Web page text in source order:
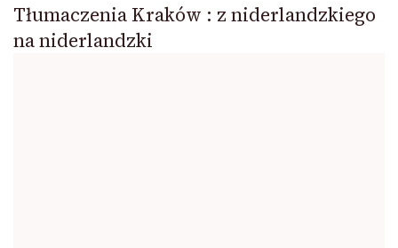
Tłumaczenia Kraków : z niderlandzkiego
na niderlandzki